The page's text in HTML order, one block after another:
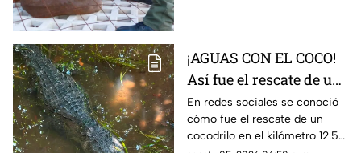
¡AGUAS CON EL COCO!
Así fue el rescate de un
cocodrilo en la Zona
Hotelera de Cancún
En redes sociales se conoció
cómo fue el rescate de un
cocodrilo en el kilómetro 12.5